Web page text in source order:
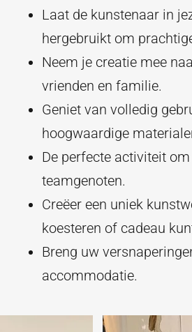
Laat de kunstenaar in
hergebruikt om
Neem je creatie mee
vrienden en familie.
Geniet van volledig
hoogwaardige
De perfecte activiteit
teamgenoten.
Creëer een uniek
koesteren of cadeau
Breng uw
accommodatie.